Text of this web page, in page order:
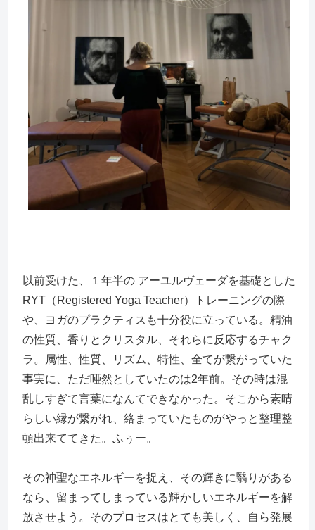
以前受けた、１年半の アーユルヴェーダを基礎とした
RYT（Registered Yoga Teacher）トレーニングの際
や、ヨガのプラクティスも十分役に立っている。精油
の性質、香りとクリスタル、それらに反応するチャク
ラ。属性、性質、リズム、特性、全てが繋がっていた
事実に、ただ唖然としていたのは2年前。その時は混
乱しすぎて言葉になんてできなかった。そこから素晴
らしい縁が繋がれ、絡まっていたものがやっと整理整
頓出来ててきた。ふぅー。
その神聖なエネルギーを捉え、その輝きに翳りがある
なら、留まってしまっている輝かしいエネルギーを解
放させよう。そのプロセスはとても美しく、自ら発展